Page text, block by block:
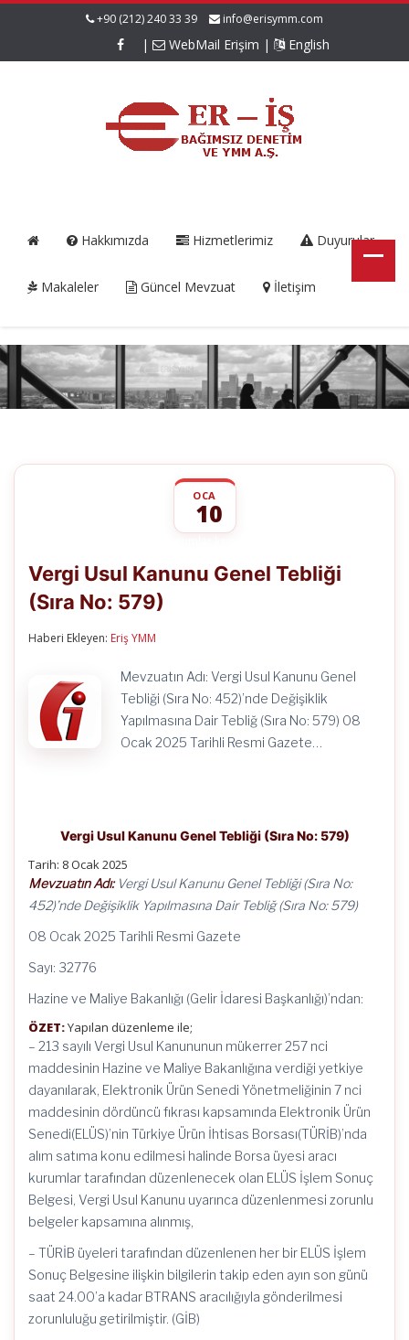
+90 (212) 240 33 39 info@erisymm.com
| WebMail Erişim | English
Hakkımızda Hizmetlerimiz Duyurular
Makaleler Güncel Mevzuat İletişim
OCA
10
Kanunu
Genel
Vergi Usul Kanunu Genel Tebliği
(Sıra No: 579)
Haberi Ekleyen: Eriş YMM
Mevzuatın Adı: Vergi Usul Kanunu Genel
Tebliği (Sıra No: 452)’nde Değişiklik
Yapılmasına Dair Tebliğ (Sıra No: 579) 08
Ocak 2025 Tarihli Resmi Gazete…
Vergi Usul Kanunu Genel Tebliği (Sıra No: 579)
Tarih: 8 Ocak 2025
Mevzuatın Adı:Vergi Usul Kanunu Genel Tebliği (Sıra No:
452)’nde Değişiklik Yapılmasına Dair Tebliğ (Sıra No: 579)
08 Ocak 2025 Tarihli Resmi Gazete
Sayı: 32776
Hazine ve Maliye Bakanlığı (Gelir İdaresi Başkanlığı)’ndan:
ÖZET:Yapılan düzenleme ile;
– 213 sayılı Vergi Usul Kanununun mükerrer 257 nci
maddesinin Hazine ve Maliye Bakanlığına verdiği yetkiye
dayanılarak, Elektronik Ürün Senedi Yönetmeliğinin 7 nci
maddesinin dördüncü fıkrası kapsamında Elektronik Ürün
Senedi(ELÜS)’nin Türkiye Ürün İhtisas Borsası(TÜRİB)’nda
alım satıma konu edilmesi halinde Borsa üyesi aracı
kurumlar tarafından düzenlenecek olan ELÜS İşlem Sonuç
Belgesi, Vergi Usul Kanunu uyarınca düzenlenmesi zorunlu
belgeler kapsamına alınmış,
– TÜRİB üyeleri tarafından düzenlenen her bir ELÜS İşlem
Sonuç Belgesine ilişkin bilgilerin takip eden ayın son günü
saat 24.00’a kadar BTRANS aracılığıyla gönderilmesi
zorunluluğu getirilmiştir. (GİB)